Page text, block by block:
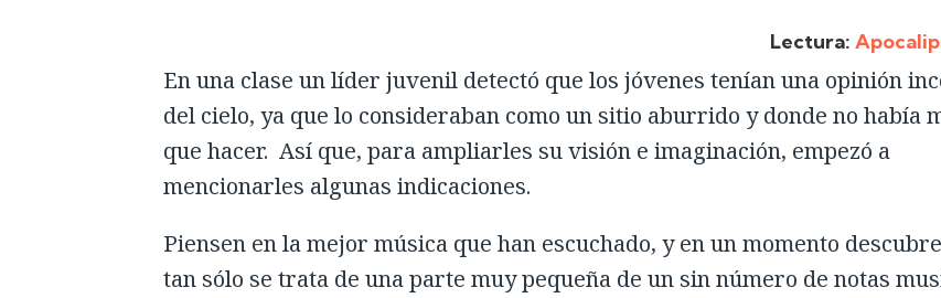
Lectura:
En una clase un líder juvenil detectó que los jóvenes tenían una opinión
del cielo, ya que lo consideraban como un sitio aburrido y donde no había
que hacer. Así que, para ampliarles su visión e imaginación, empezó a
mencionarles algunas indicaciones.
Piensen en la mejor música que han escuchado, y en un momento
tan sólo se trata de una parte muy pequeña de un sin número de notas